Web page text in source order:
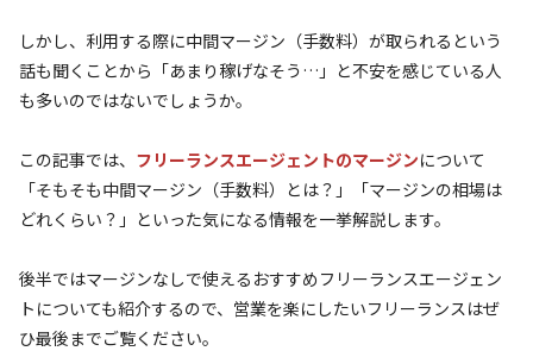
しかし、利用する際に中間マージン（手数料）が取られるという
話も聞くことから「あまり稼げなそう…」と不安を感じている人
も多いのではないでしょうか。
この記事では、 フリーランスエージェントのマージンについて
「そもそも中間マージン（手数料）とは？」「マージンの相場は
どれくらい？」といった気になる情報を一挙解説します。
後半ではマージンなしで使えるおすすめフリーランスエージェン
トについても紹介するので、営業を楽にしたいフリーランスはぜ
ひ最後までご覧ください。